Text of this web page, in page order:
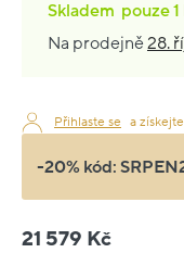
Skladem pouze1
Na prodejně28.
Přihlaste se a
-20% kód:
21 579 Kč